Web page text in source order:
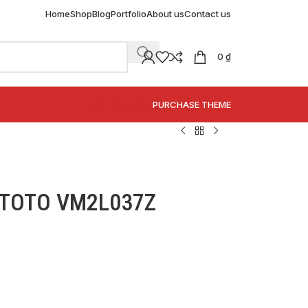
HomeShopBlogPortfolioAbout usContact us
0 ₫
PURCHASE THEME
VM2L037Z